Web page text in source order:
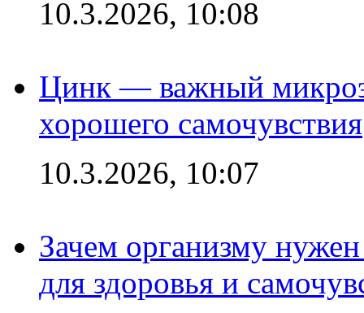
10.3.2026, 10:08
Цинк — важный
хорошего самочувствия
10.3.2026, 10:07
Зачем организму
для здоровья и